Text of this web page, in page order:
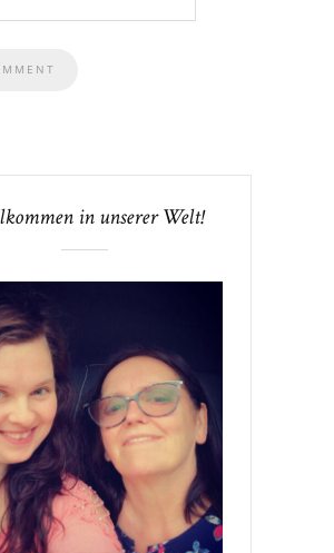
in unserer Welt!